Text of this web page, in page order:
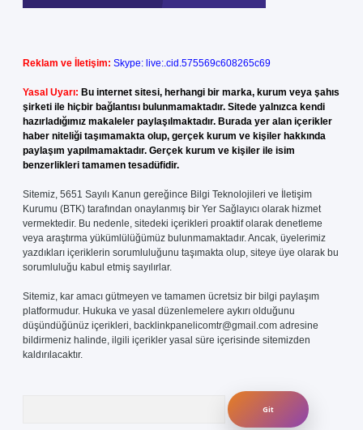
Reklam ve İletişim: Skype: live:.cid.575569c608265c69
Yasal Uyarı: Bu internet sitesi, herhangi bir marka, kurum veya şahıs
şirketi ile hiçbir bağlantısı bulunmamaktadır. Sitede yalnızca kendi
hazırladığımız makaleler paylaşılmaktadır. Burada yer alan içerikler
haber niteliği taşımamakta olup, gerçek kurum ve kişiler hakkında
paylaşım yapılmamaktadır. Gerçek kurum ve kişiler ile isim
benzerlikleri tamamen tesadüfidir.
Sitemiz, 5651 Sayılı Kanun gereğince Bilgi Teknolojileri ve İletişim
Kurumu (BTK) tarafından onaylanmış bir Yer Sağlayıcı olarak hizmet
vermektedir. Bu nedenle, sitedeki içerikleri proaktif olarak denetleme
veya araştırma yükümlülüğümüz bulunmamaktadır. Ancak, üyelerimiz
yazdıkları içeriklerin sorumluluğunu taşımakta olup, siteye üye olarak bu
sorumluluğu kabul etmiş sayılırlar.
Sitemiz, kar amacı gütmeyen ve tamamen ücretsiz bir bilgi paylaşım
platformudur. Hukuka ve yasal düzenlemelere aykırı olduğunu
düşündüğünüz içerikleri, backlinkpanelicomtr@gmail.com adresine
bildirmeniz halinde, ilgili içerikler yasal süre içerisinde sitemizden
kaldırılacaktır.